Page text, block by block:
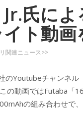
氏に
ト動画
関連ニュース>>
のYoutubeチャンネ
の動画ではFutaba「
の組み合わせで